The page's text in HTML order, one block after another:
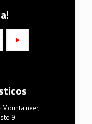
Mountaineer,
9